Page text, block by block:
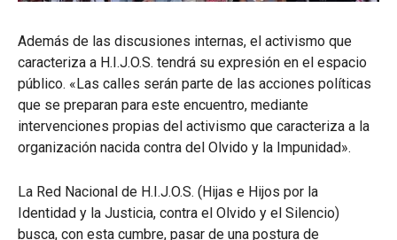
Además de las discusiones internas, el activismo que
caracteriza a H.I.J.O.S. tendrá su expresión en el espacio
público. «Las calles serán parte de las acciones políticas
que se preparan para este encuentro, mediante
intervenciones propias del activismo que caracteriza a la
organización nacida contra del Olvido y la Impunidad».
La Red Nacional de H.I.J.O.S. (Hijas e Hijos por la
Identidad y la Justicia, contra el Olvido y el Silencio)
busca, con esta cumbre, pasar de una postura de